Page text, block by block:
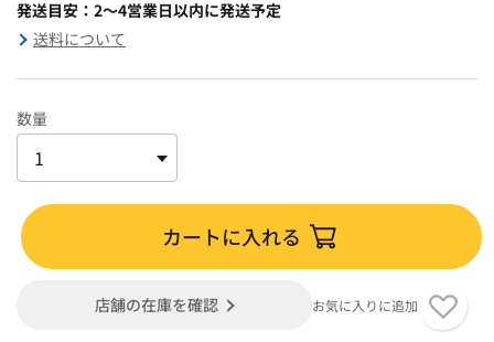
発送目安：2～4営業日以内に発送予定
送料について
数量
カートに入れる
店舗の在庫を確認 お気に入りに追加